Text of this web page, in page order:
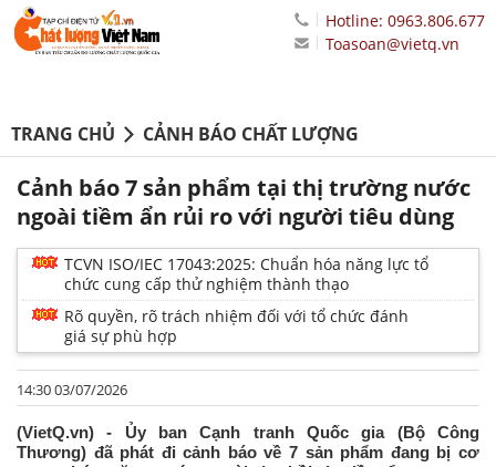
Hotline: 0963.806.677
Toasoan@vietq.vn
TRANG CHỦ CẢNH BÁO CHẤT LƯỢNG
Cảnh báo 7 sản phẩm tại thị trường nước
ngoài tiềm ẩn rủi ro với người tiêu dùng
TCVN ISO/IEC 17043:2025: Chuẩn hóa năng lực tổ
chức cung cấp thử nghiệm thành thạo
Rõ quyền, rõ trách nhiệm đối với tổ chức đánh
giá sự phù hợp
14:30 03/07/2026
(VietQ.vn) - Ủy ban Cạnh tranh Quốc gia (Bộ Công
Thương) đã phát đi cảnh báo về 7 sản phẩm đang bị cơ